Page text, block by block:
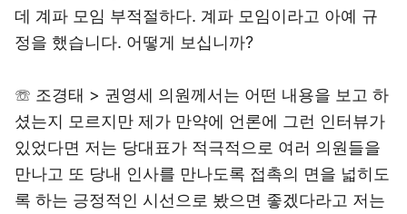
데 계파 모임 부적절하다. 계파 모임이라고 아예 규
정을 했습니다. 어떻게 보십니까?
☏ 조경태 > 권영세 의원께서는 어떤 내용을 보고 하
셨는지 모르지만 제가 만약에 언론에 그런 인터뷰가
있었다면 저는 당대표가 적극적으로 여러 의원들을
만나고 또 당내 인사를 만나도록 접촉의 면을 넓히도
록 하는 긍정적인 시선으로 봤으면 좋겠다라고 저는